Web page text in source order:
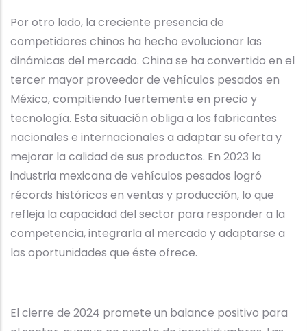
Por otro lado, la creciente presencia de
competidores chinos ha hecho evolucionar las
dinámicas del mercado. China se ha convertido en el
tercer mayor proveedor de vehículos pesados en
México, compitiendo fuertemente en precio y
tecnología. Esta situación obliga a los fabricantes
nacionales e internacionales a adaptar su oferta y
mejorar la calidad de sus productos. En 2023 la
industria mexicana de vehículos pesados logró
récords históricos en ventas y producción, lo que
refleja la capacidad del sector para responder a la
competencia, integrarla al mercado y adaptarse a
las oportunidades que éste ofrece.
El cierre de 2024 promete un balance positivo para